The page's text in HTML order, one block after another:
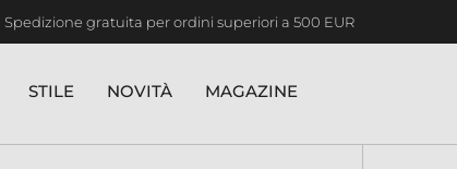
Spedizione gratuita per ordini superiori a 500 EUR
STILE NOVITÀ MAGAZINE